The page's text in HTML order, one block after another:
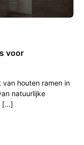
voor
houten ramen in
natuurlijke
[…]